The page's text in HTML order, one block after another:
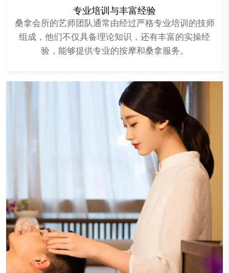
专业培训与丰富经验
桑拿会所的艺师团队通常由经过严格专业培训的技师
组成，他们不仅具备理论知识，还有丰富的实操经
验，能够提供专业的按摩和桑拿服务。